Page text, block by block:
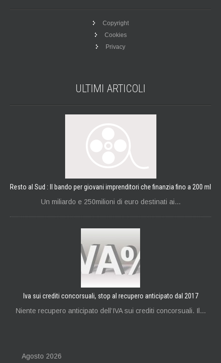
Copyright
Cookies
Privacy
ULTIMI ARTICOLI
Resto al Sud : Il bando per giovani imprenditori che finanzia fino a 200 ml
Un miliardo e 250milioni di euro destinati ai...
Iva sui crediti concorsuali, stop al recupero anticipato dal 2017
Niente recupero anticipato dell’IVA sui crediti concorsuali. Il...
Agosto 2026